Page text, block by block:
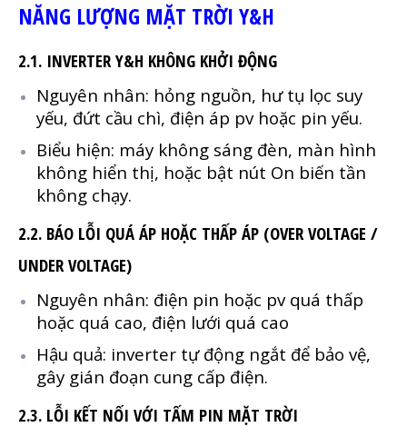
NĂNG LƯỢNG MẶT TRỜI Y&H
2.1. INVERTER Y&H KHÔNG KHỞI ĐỘNG
Nguyên nhân: hỏng nguồn, hư tụ lọc suy
yếu, đứt cầu chì, điện áp pv hoặc pin yếu.
Biểu hiện: máy không sáng đèn, màn hình
không hiển thị, hoặc bật nút On biến tần
không chạy.
2.2. BÁO LỖI QUÁ ÁP HOẶC THẤP ÁP (OVER VOLTAGE /
UNDER VOLTAGE)
Nguyên nhân: điện pin hoặc pv quá thấp
hoặc quá cao, điện lưới quá cao
Hậu quả: inverter tự động ngắt để bảo vệ,
gây gián đoạn cung cấp điện.
2.3. LỖI KẾT NỐI VỚI TẤM PIN MẶT TRỜI